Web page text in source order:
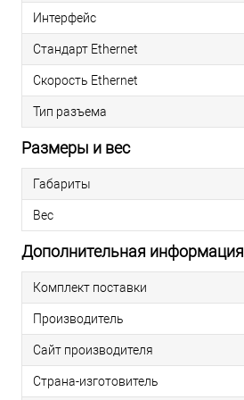
Интерфейс
Стандарт Ethernet
Скорость Ethernet
Тип разъема
Размеры и вес
Габариты
Вес
Дополнительная информация
Комплект поставки
Производитель
Сайт производителя
Страна-изготовитель